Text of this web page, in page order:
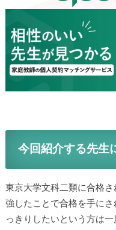
今回紹介する先生
東京大学文科二類に合格
強したことで合格を手に
っきりしたいという方は